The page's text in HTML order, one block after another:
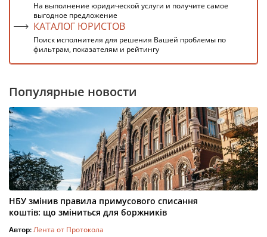
На выполнение юридической услуги и получите самое
выгодное предложение
КАТАЛОГ ЮРИСТОВ
Поиск исполнителя для решения Вашей проблемы по
фильтрам, показателям и рейтингу
Популярные новости
НБУ змінив правила примусового списання
коштів: що зміниться для боржників
Автор:Лента от Протокола